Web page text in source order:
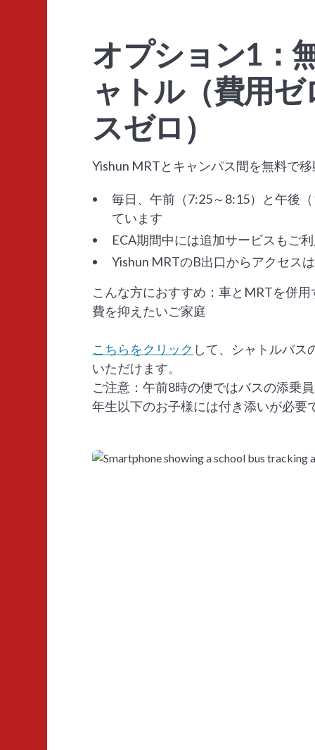
オプション1：
ャトル（費用
スゼロ）
Yishun MRTとキャンパス間を無料で
毎日、午前（7:25～8:15）と午後
ています
ECA期間中には追加サービスもご
Yishun MRTのB出口からアクセス
こんな方におすすめ：車とMRTを併
費を抑えたいご家庭
こちらをクリック して、シャトルバス
いただけます。
ご注意：午前8時の便ではバスの添乗
年生以下のお子様には付き添いが必要